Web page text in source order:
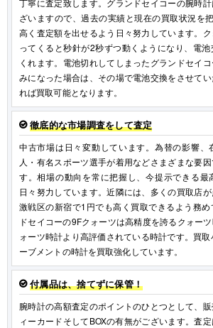
ざいますので、過去の実績と現在の買取状況を
高く査定額を出せるよう日々努力しています。
ってくると秒針が2秒ずつ動くようになり、電
くれます。電池切れしてしまったグランドセイ
みになった場合は、その場で電池交換をさせて
れば買取可能となります。
徹底的な市場調査をして査定
中古市場は日々変動しています。為替の影響、
人・有名スポーツ選手が着用などさまざまな要
す。相場の動向を常に把握し、今提示できる最
日々努力しています。近隣には、多くの買取店
激戦区の新宿で1円でも高く買取できるよう務
ドセイコーの9Fクォーツは高精度を誇るクォー
ォーツ時計より高評価されている時計です。買
ーブメントの時計を買取強化しています。
付属品は、捨てずに保管！
腕時計の高額査定のポイントのひとつとして、
ィーカードそしてBOXの有無がございます。査